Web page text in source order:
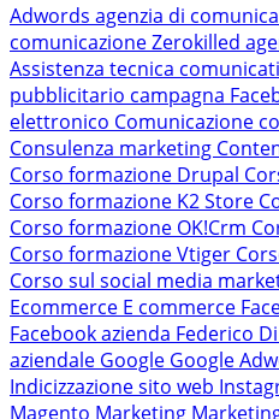
Adwords agenzia di
comunicazione Zerokilled
Assistenza tecnica
pubblicitario campagna
elettronico Comunicazione
Consulenza marketing
Corso formazione Drupal
Corso formazione K2 Store
Corso formazione OK!Crm
Corso formazione Vtiger
Corso sul social media
Ecommerce E commerce
Facebook azienda Federico
aziendale Google Google
Indicizzazione sito web
Magento Marketing